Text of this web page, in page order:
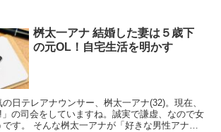
桝太一アナ 結婚した妻は５歳下
の元OL！自宅生活を明かす
日テレアナウンサー、桝太一アナ(32)。現在、
の司会をしていますね。誠実で謙虚、なので女
す。 そんな桝太一アナが「好きな男性アナウ